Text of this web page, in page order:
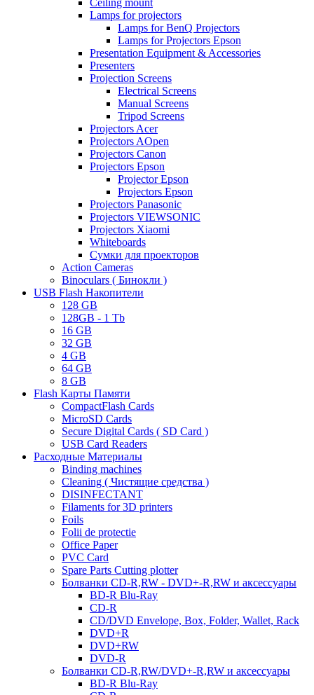
Ceiling mount
Lamps for projectors
Lamps for BenQ Projectors
Lamps for Projectors Epson
Presentation Equipment & Accessories
Presenters
Projection Screens
Electrical Screens
Manual Screens
Tripod Screens
Projectors Acer
Projectors AOpen
Projectors Canon
Projectors Epson
Projector Epson
Projectors Epson
Projectors Panasonic
Projectors VIEWSONIC
Projectors Xiaomi
Whiteboards
Сумки для проекторов
Action Cameras
Binoculars ( Бинокли )
USB Flash Накопители
128 GB
128GB - 1 Tb
16 GB
32 GB
4 GB
64 GB
8 GB
Flash Карты Памяти
CompactFlash Cards
MicroSD Cards
Secure Digital Cards ( SD Card )
USB Card Readers
Расходные Материалы
Binding machines
Cleaning ( Чистящие средства )
DISINFECTANT
Filaments for 3D printers
Foils
Folii de protectie
Office Paper
PVC Card
Spare Parts Cutting plotter
Болванки CD-R,RW - DVD+-R,RW и аксессуары
BD-R Blu-Ray
CD-R
CD/DVD Envelope, Box, Folder, Wallet, Rack
DVD+R
DVD+RW
DVD-R
Болванки CD-R,RW/DVD+-R,RW и аксессуары
BD-R Blu-Ray